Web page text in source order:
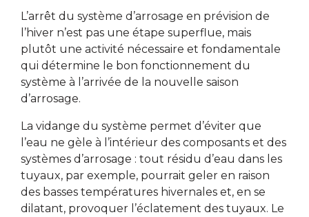
L’arrêt du système d’arrosage en prévision de
l’hiver n’est pas une étape superflue, mais
plutôt une activité nécessaire et fondamentale
qui détermine le bon fonctionnement du
système à l’arrivée de la nouvelle saison
d’arrosage.
La vidange du système permet d’éviter que
l’eau ne gèle à l’intérieur des composants et des
systèmes d’arrosage : tout résidu d’eau dans les
tuyaux, par exemple, pourrait geler en raison
des basses températures hivernales et, en se
dilatant, provoquer l’éclatement des tuyaux. Le